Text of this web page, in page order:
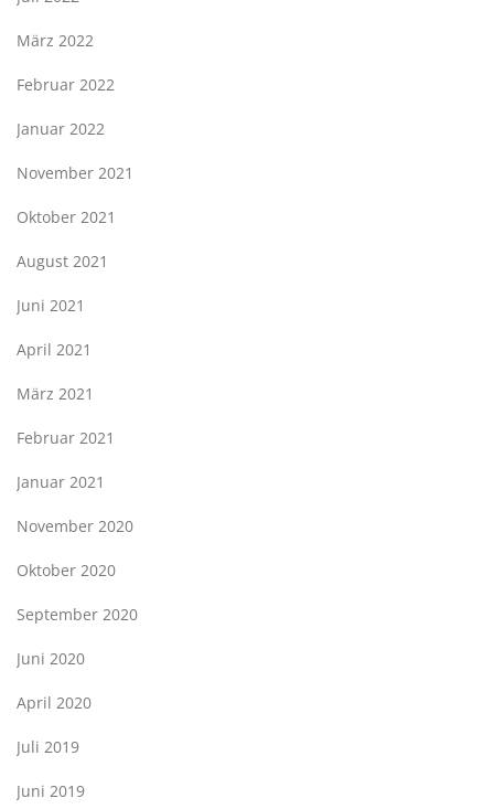
März 2022
Februar 2022
Januar 2022
November 2021
Oktober 2021
August 2021
Juni 2021
April 2021
März 2021
Februar 2021
Januar 2021
November 2020
Oktober 2020
September 2020
Juni 2020
April 2020
Juli 2019
Juni 2019